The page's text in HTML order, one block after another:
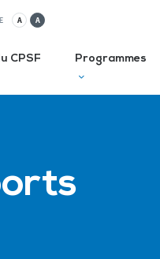
A A
CPSF Programmes
Trouve Ton Parasport